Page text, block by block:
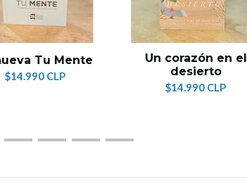
Tu Mente
$14.990 CLP
Un corazón en el
desierto
$14.990 CLP